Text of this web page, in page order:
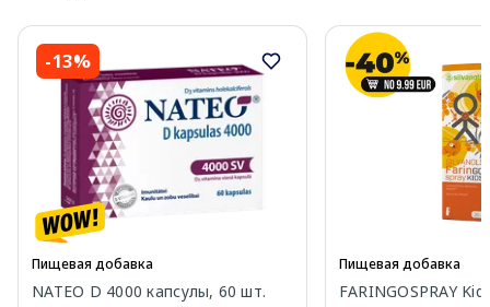
-13%
Пищевая добавка
NATEO D 4000 капсулы, 60 шт.
Пищевая добавка
FARINGOSPRAY